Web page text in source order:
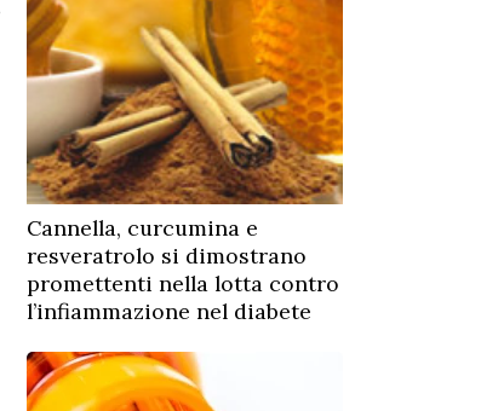
Cannella, curcumina e
resveratrolo si dimostrano
promettenti nella lotta contro
l’infiammazione nel diabete